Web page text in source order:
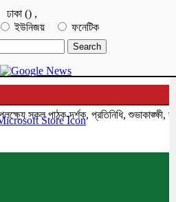
ঢাকা () ,
ইউনিজয় ফনেটিক
সকল পাঠক-দর্শক, প্রতিনিধি, শুভাকাঙ্ক্ষী,